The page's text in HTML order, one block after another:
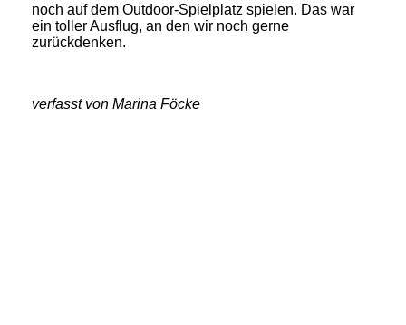
noch auf dem Outdoor-Spielplatz spielen. Das war
ein toller Ausflug, an den wir noch gerne
zurückdenken.
verfasst von Marina Föcke